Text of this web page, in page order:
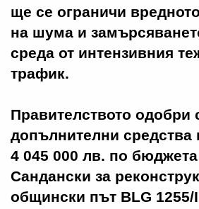
ще се ограничи
на шума и
среда от интензивния
трафик.
Правителството одобри
допълнителни средства
4 045 000 лв. по
Сандански за
общински път BLG 1255/